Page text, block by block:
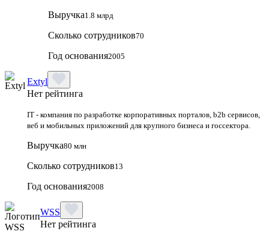
Выручка1.8 млрд
Сколько сотрудников70
Год основания2005
Extyl
Нет рейтинга
IT - компания по разработке корпоративных порталов, b2b сервисов,
веб и мобильных приложений для крупного бизнеса и госсектора.
Выручка80 млн
Сколько сотрудников13
Год основания2008
WSS
Нет рейтинга